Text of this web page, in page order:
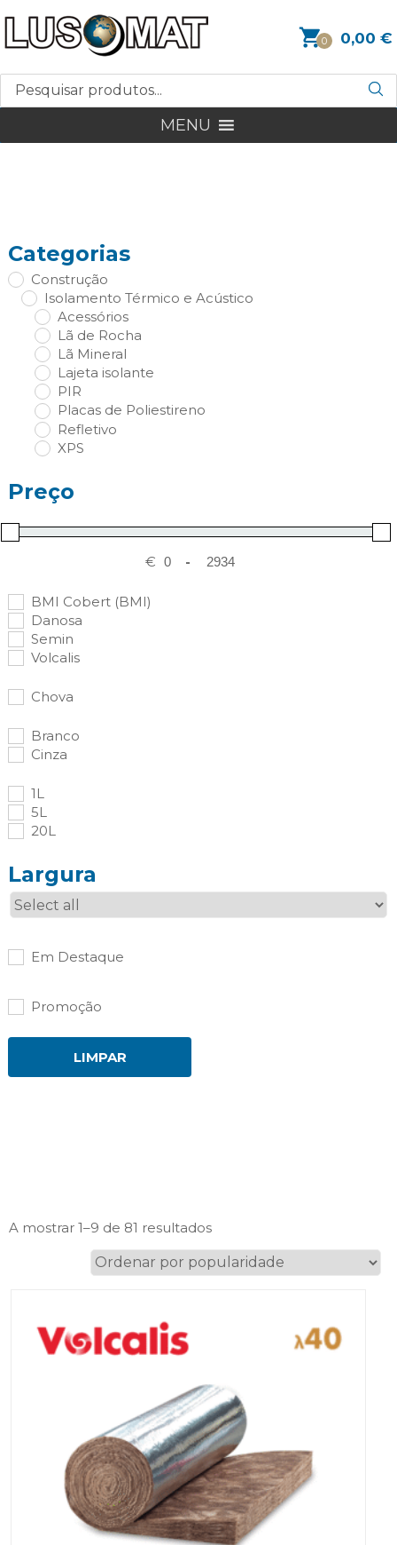
0 0,00 €
MENU
Categorias
Construção
Isolamento Térmico e Acústico
Acessórios
Lã de Rocha
Lã Mineral
Lajeta isolante
PIR
Placas de Poliestireno
Refletivo
XPS
Preço
€ -
BMI Cobert (BMI)
Danosa
Semin
Volcalis
Chova
Branco
Cinza
1L
5L
20L
Largura
Em Destaque
Promoção
LIMPAR
A mostrar 1–9 de 81 resultadosOrdenado
popularidade